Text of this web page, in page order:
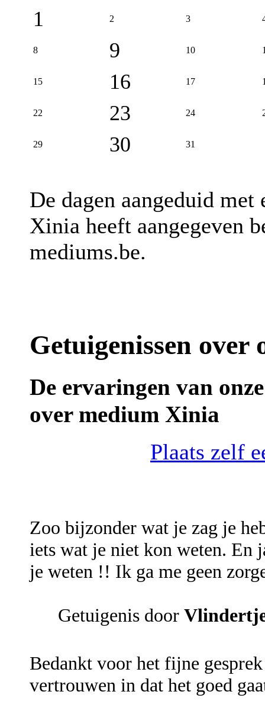
1 2 3
8 9 10
15 16 17
22 23 24
29 30 31
De dagen aangeduid met
Xinia heeft aangegeven
mediums.be.
Getuigenissen over
De ervaringen van
over medium Xinia
Plaats zelf
Zoo bijzonder wat je zag je
iets wat je niet kon weten. En
je weten !! Ik ga me geen
Getuigenis door
Bedankt voor het fijne
vertrouwen in dat het goed